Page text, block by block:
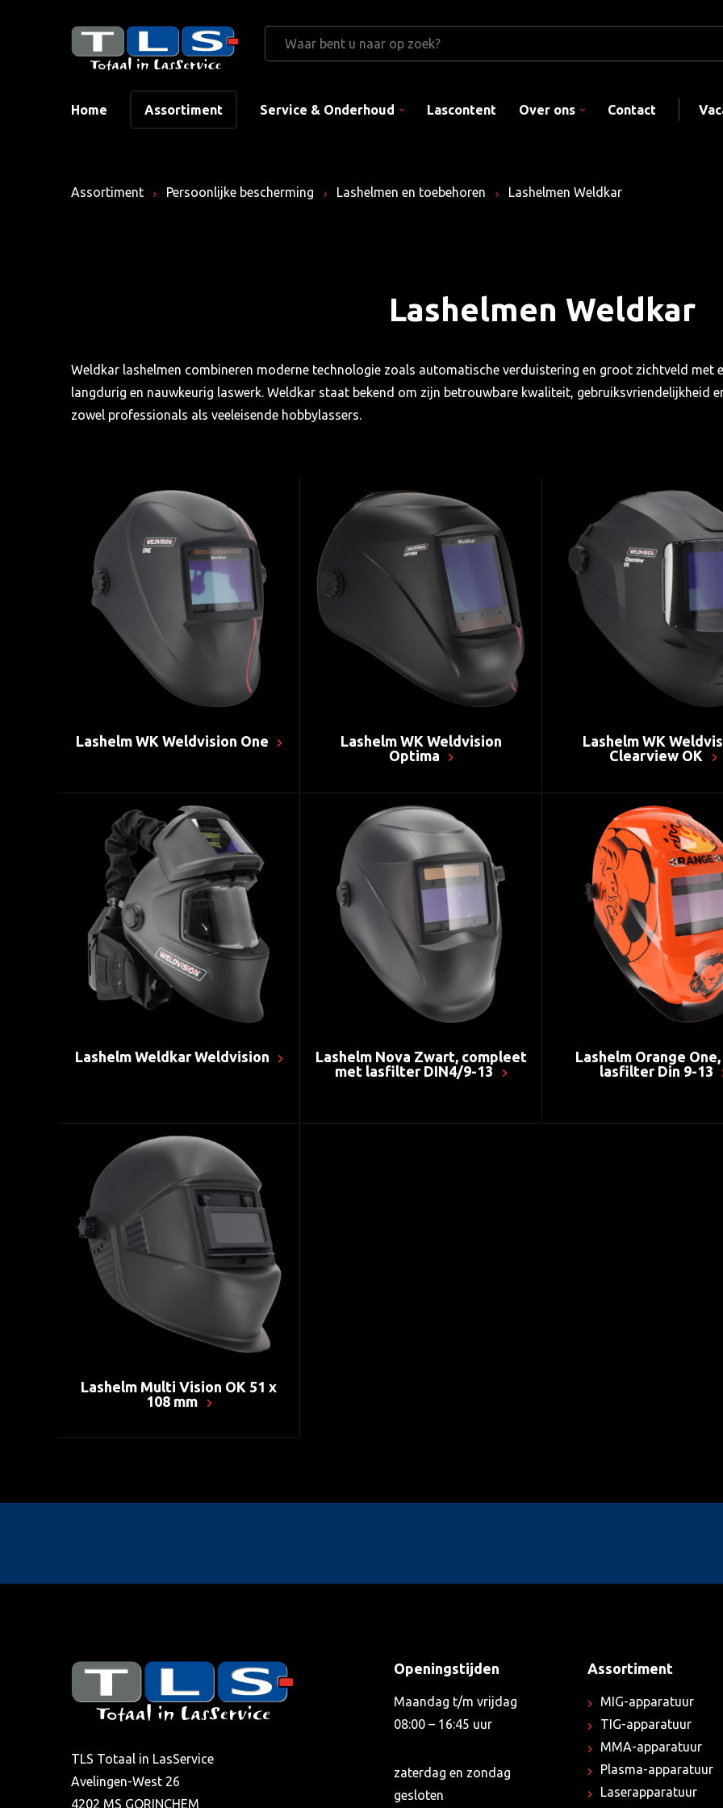
Home Assortiment Service & Onderhoud Lascontent Over ons Contact
Assortiment Persoonlijke bescherming Lashelmen en toebehoren Lashelmen Weldkar
Lashelmen Weldkar
Weldkar lashelmen combineren moderne technologie zoals automatische verduistering en groot zichtveld
langdurig en nauwkeurig laswerk. Weldkar staat bekend om zijn betrouwbare kwaliteit, gebruiksvriendelijkheid
zowel professionals als veeleisende hobbylassers.
Lashelm WK Weldvision One
Lashelm WK Weldvision
Optima
Lashelm WK
Clearview OK
Lashelm Weldkar Weldvision
Lashelm Nova Zwart, compleet
met lasfilter DIN4/9-13
Lashelm Orange
lasfilter Din 9-13
Lashelm Multi Vision OK 51 x
108 mm
TLS Totaal in LasService
Avelingen-West 26
4202 MS GORINCHEM
Openingstijden
Maandag t/m vrijdag
08:00 – 16:45 uur
zaterdag en zondag
gesloten
Assortiment
MIG-apparatuur
TIG-apparatuur
MMA-apparatuur
Plasma-apparatuur
Laserapparatuur